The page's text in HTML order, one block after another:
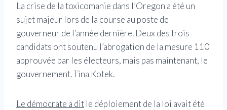
La crise de la toxicomanie dans l’Oregon a été un
sujet majeur lors de la course au poste de
gouverneur de l’année dernière. Deux des trois
candidats ont soutenu l’abrogation de la mesure 110
approuvée par les électeurs, mais pas maintenant, le
gouvernement. Tina Kotek.
Le démocrate a dit le déploiement de la loi avait été